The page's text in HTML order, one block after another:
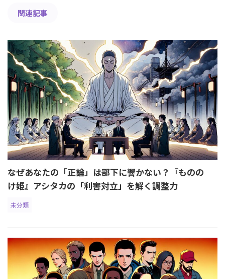
関連記事
なぜあなたの「正論」は部下に響かない？『ものの
け姫』アシタカの「利害対立」を解く調整力
未分類